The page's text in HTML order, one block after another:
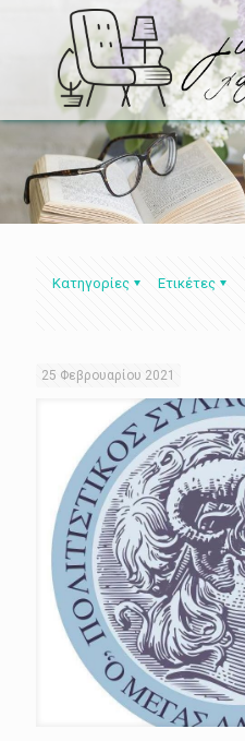
Κατηγορίες Ετικέτες
25 Φεβρουαρίου 2021